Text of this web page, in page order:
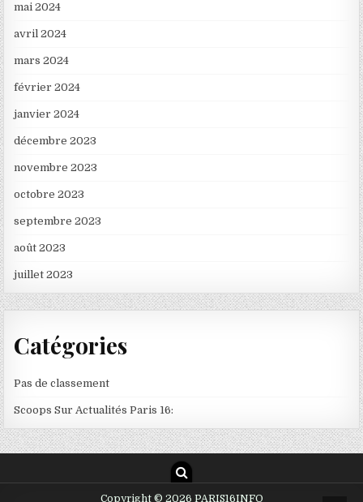
mai 2024
avril 2024
mars 2024
février 2024
janvier 2024
décembre 2023
novembre 2023
octobre 2023
septembre 2023
août 2023
juillet 2023
Catégories
Pas de classement
Scoops Sur Actualités Paris 16:
Copyright © 2026 PARIS16INFO